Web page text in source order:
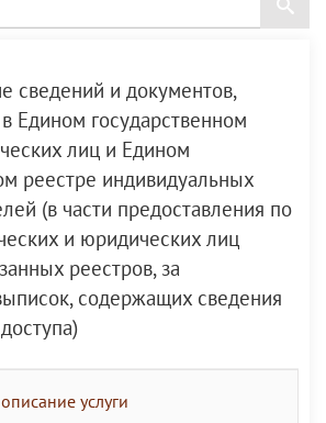
сведений и документов,
Едином государственном
лиц и Едином
реестре индивидуальных
(в части предоставления по
и юридических лиц
реестров, за
содержащих сведения
услуги